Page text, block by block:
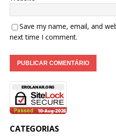
Save my name, email, and
next time I comment.
CATEGORIAS